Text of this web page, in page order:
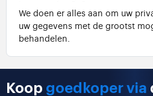
We doen er alles aan om uw
uw gegevens met de grootst
behandelen.
Koop goedkoper via